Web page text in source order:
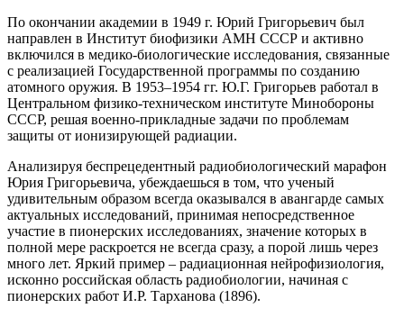
По окончании академии в 1949 г. Юрий Григорьевич был
направлен в Институт биофизики АМН СССР и активно
включился в медико-биологические исследования, связанные
с реализацией Государственной программы по созданию
атомного оружия. В 1953–1954 гг. Ю.Г. Григорьев работал в
Центральном физико-техническом институте Минобороны
СССР, решая военно-прикладные задачи по проблемам
защиты от ионизирующей радиации.
Анализируя беспрецедентный радиобиологический марафон
Юрия Григорьевича, убеждаешься в том, что ученый
удивительным образом всегда оказывался в авангарде самых
актуальных исследований, принимая непосредственное
участие в пионерских исследованиях, значение которых в
полной мере раскроется не всегда сразу, а порой лишь через
много лет. Яркий пример – радиационная нейрофизиология,
исконно российская область радиобиологии, начиная с
пионерских работ И.Р. Тарханова (1896).